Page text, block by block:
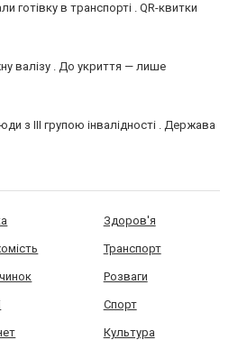
готівку в транспорті . QR-квитки
валізу . До укриття — лише
з III групою інвалідності . Держава
Здоров'я
Транспорт
Розваги
Спорт
Культура